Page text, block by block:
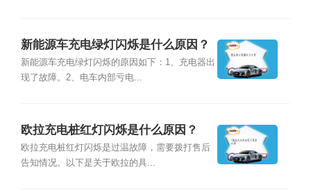
新能源车充电绿灯闪烁是什么原因？
新能源车充电绿灯闪烁的原因如下：1、充电器出
现了故障。2、电车内部亏电...
欧拉充电桩红灯闪烁是什么原因？
欧拉充电桩红灯闪烁是过温故障，需要拨打售后
告知情况。以下是关于欧拉的具...